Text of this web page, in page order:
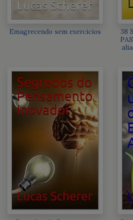
Emagrecendo sem exercicios
38